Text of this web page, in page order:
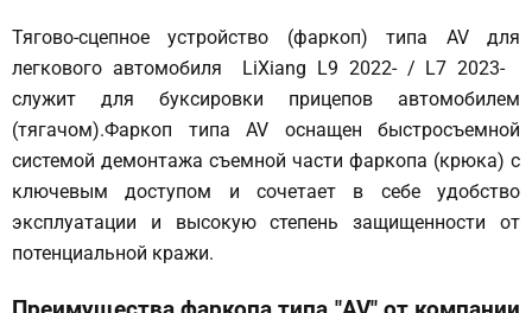
Тягово-сцепное устройство (фаркоп) типа AV для
легкового автомобиля LiXiang L9 2022- / L7 2023-
служит для буксировки прицепов автомобилем
(тягачом).Фаркоп типа AV оснащен быстросъемной
системой демонтажа съемной части фаркопа (крюка) с
ключевым доступом и сочетает в себе удобство
эксплуатации и высокую степень защищенности от
потенциальной кражи.